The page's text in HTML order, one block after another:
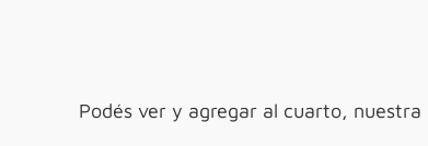
Podés ver y agregar al cuarto,